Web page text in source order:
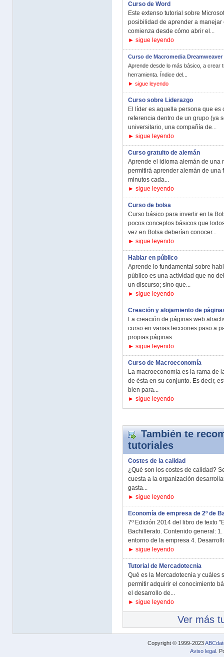
Curso de Word
Este extenso tutorial sobre
posibilidad de aprender a manejar
comienza desde cómo abrir el...
► sigue leyendo
Curso de Macromedia Dreamweaver
Aprende desde lo más básico, a crear
herramienta. Índice del...
► sigue leyendo
Curso sobre Liderazgo
El líder es aquella persona que
referencia dentro de un grupo (ya
universitario, una compañía de...
► sigue leyendo
Curso gratuito de alemán
Aprende el idioma alemán de una
permitirá aprender alemán de una
minutos cada...
► sigue leyendo
Curso de bolsa
Curso básico para invertir en la
pocos conceptos básicos que
vez en Bolsa deberían conocer...
► sigue leyendo
Hablar en público
Aprende lo fundamental sobre
público es una actividad que no
un discurso; sino que...
► sigue leyendo
Creación y alojamiento de
La creación de páginas web
curso en varias lecciones paso a
propias páginas...
► sigue leyendo
Curso de Macroeconomía
La macroeconomía es la rama de
de ésta en su conjunto. Es decir,
bien para...
► sigue leyendo
También te
tutoriales
Costes de la calidad
¿Qué son los costes de calidad?
cuesta a la organización
gasta...
► sigue leyendo
Economía de empresa de 2º de
7º Edición 2014 del libro de texto
Bachillerato. Contenido general:
entorno de la empresa 4.
► sigue leyendo
Tutorial de Mercadotecnia
Qué es la Mercadotecnia y cuáles
permitir adquirir el conocimiento
el desarrollo de...
► sigue leyendo
Ver más
Copyright © 1999-2023
Aviso legal .